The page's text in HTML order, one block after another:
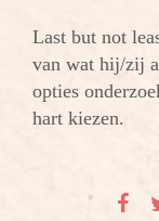
Last but not
van wat hij/zij
opties
hart kiezen.